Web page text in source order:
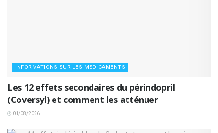
INFORMATIONS SUR LES MÉDICAMENTS
Les 12 effets secondaires du périndopril
(Coversyl) et comment les atténuer
01/08/2026